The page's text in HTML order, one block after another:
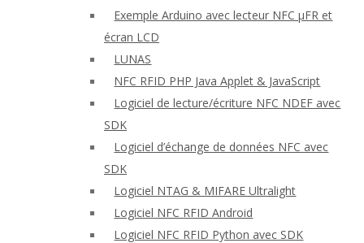
Exemple Arduino avec lecteur NFC μFR et
écran LCD
LUNAS
NFC RFID PHP Java Applet & JavaScript
Logiciel de lecture/écriture NFC NDEF avec
SDK
Logiciel d’échange de données NFC avec
SDK
Logiciel NTAG & MIFARE Ultralight
Logiciel NFC RFID Android
Logiciel NFC RFID Python avec SDK